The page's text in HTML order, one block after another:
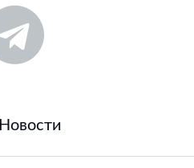
Новости